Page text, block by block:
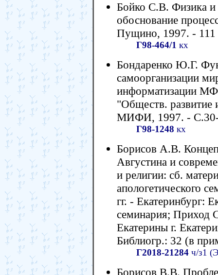
Бойко С.В. Физика
обоснование
Пущино, 1997. - 111
Г98-464/1 кх
Бондаренко Ю.Г.
самоорганизации
информатизации
"Обществ.
МИФИ, 1997. -
Г98-1248 кх
Борисов А.В.
Августина и
и религии: сб.
апологетического
гг. - Екатеринбург:
семинария; Приход
Екатерины г.
Библиогр.: 32 (в
Г2018-21284 ч/з1
Борисов В.В.